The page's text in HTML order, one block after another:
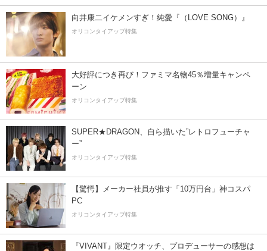
向井康二イケメンすぎ！純愛『（LOVE SONG）』
オリコンタイアップ特集
大好評につき再び！ファミマ名物45％増量キャンペ
ーン
オリコンタイアップ特集
SUPER★DRAGON、自ら描いた”レトロフューチャ
ー”
オリコンタイアップ特集
【驚愕】メーカー社員が推す「10万円台」神コスパ
PC
オリコンタイアップ特集
『VIVANT』限定ウオッチ、プロデューサーの感想は